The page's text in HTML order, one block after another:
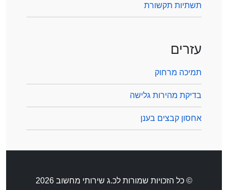
תשתיות תקשורת
עזרים
תמיכה מרחוק
בדיקת מהירות גלישה
אחסון קבצים בענן
© כל הזכויות שמורות לכ.ג שירותי מחשוב 2026